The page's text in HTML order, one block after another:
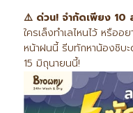
⚠️ ด่วน! จำกัดเพียง 10
ใครเล็งทำเลไหนไว้ หรือ
หน้าฝนนี้ รีบทักหาน้องชิบะ
15 มิถุนายนนี้!